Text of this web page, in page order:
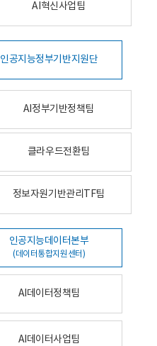
AI혁신사업팀
인공지능정부기반지원단
AI정부기반정책팀
클라우드전환팀
정보자원기반관리TF팀
인공지능데이터본부
(데이터통합지원센터)
AI데이터정책팀
AI데이터사업팀